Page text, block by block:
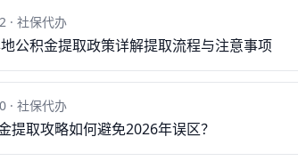
· 社保代办
公积金提取政策详解提取流程与注意事项
· 社保代办
提取攻略如何避免2026年误区？